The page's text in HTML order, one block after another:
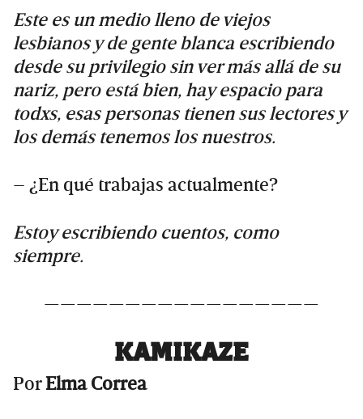
Este es un medio lleno de viejos
lesbianos y de gente blanca escribiendo
desde su privilegio sin ver más allá de su
nariz, pero está bien, hay espacio para
todxs, esas personas tienen sus lectores y
los demás tenemos los nuestros.
– ¿En qué trabajas actualmente?
Estoy escribiendo cuentos, como
siempre.
—————————————————
KAMIKAZE
PorElma Correa